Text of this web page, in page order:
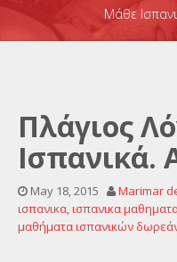
Μάθε
Πλάγιος
Ισπανικά.
May 18, 2015 Marimar
ισπανικα,ισπανικα
μαθήματα ισπανικών